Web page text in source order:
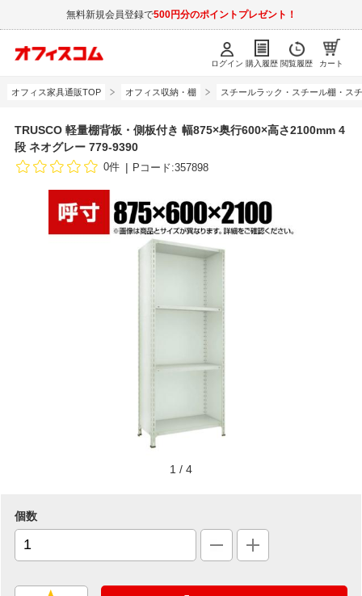
無料新規会員登録で500円分のポイントプレゼント！
ログイン 購入履歴 閲覧履歴 カート
オフィス家具通販TOP オフィス収納・棚 スチールラック・スチール棚・ス
TRUSCO 軽量棚背板・側板付き 幅875×奥行600×高さ2100mm 4
段 ネオグレー 779-9390
0件 Pコード:357898
1 / 4
個数